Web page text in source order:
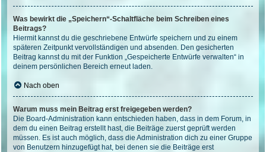
Was bewirkt die „Speichern“-Schaltfläche beim Schreiben eines
Beitrags?
Hiermit kannst du die geschriebene Entwürfe speichern und zu einem
späteren Zeitpunkt vervollständigen und absenden. Den gesicherten
Beitrag kannst du mit der Funktion „Gespeicherte Entwürfe verwalten“ in
deinem persönlichen Bereich erneut laden.
Nach oben
Warum muss mein Beitrag erst freigegeben werden?
Die Board-Administration kann entschieden haben, dass in dem Forum, in
dem du einen Beitrag erstellt hast, die Beiträge zuerst geprüft werden
müssen. Es ist auch möglich, dass die Administration dich zu einer Gruppe
von Benutzern hinzugefügt hat, bei denen sie die Beiträge erst